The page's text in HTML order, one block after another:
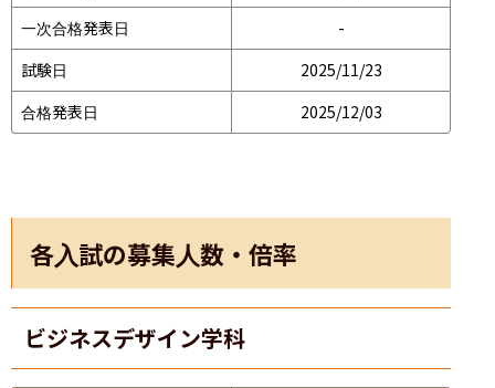
一次合格発表日
-
試験日
2025/11/23
合格発表日
2025/12/03
各入試の募集人数・倍率
ビジネスデザイン学科